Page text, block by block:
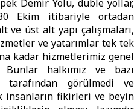
Demir Yolu, duble yollar,
Ekim itibariyle ortadan
ve üst alt yapı çalışmaları,
ve yatarımlar tek tek
kadar hizmetlerimiz genel
halkımız ve bazı
tarafından görülmedi ve
insanların fikirleri ve beyin